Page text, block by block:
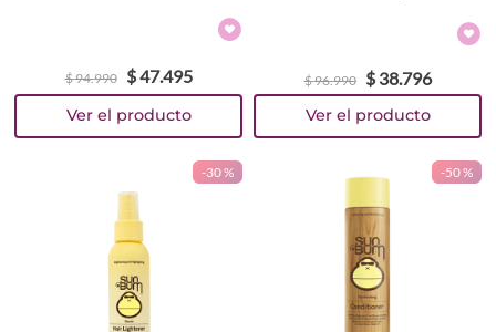
$94.990 $47.495 $96.990 $ 38.796
-30 % -50 %